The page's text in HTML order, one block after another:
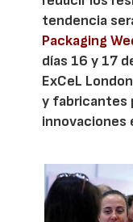
tendencia
Packaging
días 16 y 17
ExCeL
y fabricantes
innovaciones